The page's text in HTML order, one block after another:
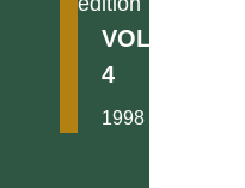
VOL.
4
1998